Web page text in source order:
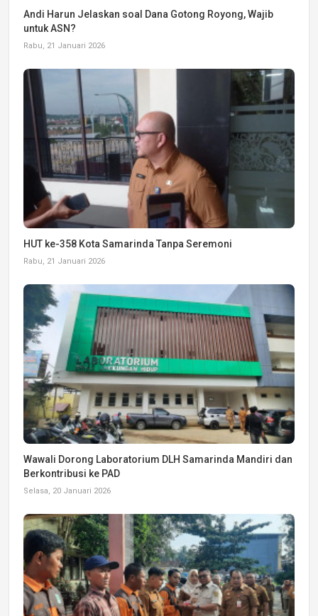
Andi Harun Jelaskan soal Dana Gotong Royong, Wajib
untuk ASN?
Rabu, 21 Januari 2026
HUT ke-358 Kota Samarinda Tanpa Seremoni
Rabu, 21 Januari 2026
Wawali Dorong Laboratorium DLH Samarinda Mandiri dan
Berkontribusi ke PAD
Selasa, 20 Januari 2026